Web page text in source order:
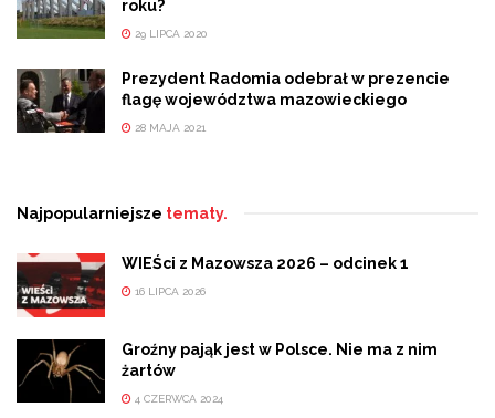
roku?
29 LIPCA 2020
Prezydent Radomia odebrał w prezencie
flagę województwa mazowieckiego
28 MAJA 2021
Najpopularniejsze tematy.
WIEŚci z Mazowsza 2026 – odcinek 1
16 LIPCA 2026
Groźny pająk jest w Polsce. Nie ma z nim
żartów
4 CZERWCA 2024